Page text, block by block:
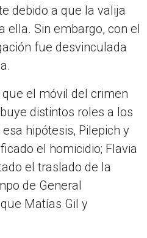
debido a que la valija
ella. Sin embargo, con el
fue desvinculada
el móvil del crimen
distintos roles a los
hipótesis, Pilepich y
el homicidio; Flavia
el traslado de la
de General
Matías Gil y